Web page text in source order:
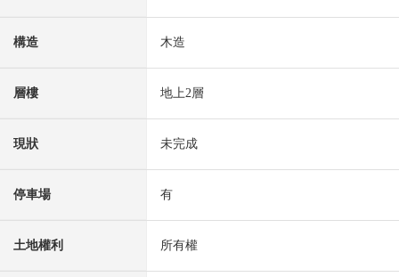
構造 木造
層樓 地上2層
現狀 未完成
停車場 有
土地權利 所有權